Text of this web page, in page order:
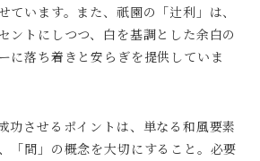
ています。また、祇園の「辻利」は、
ントにしつつ、白を基調とした余白の
に落ち着きと安らぎを提供していま
功させるポイントは、単なる和風要素
「間」の概念を大切にすること。必要